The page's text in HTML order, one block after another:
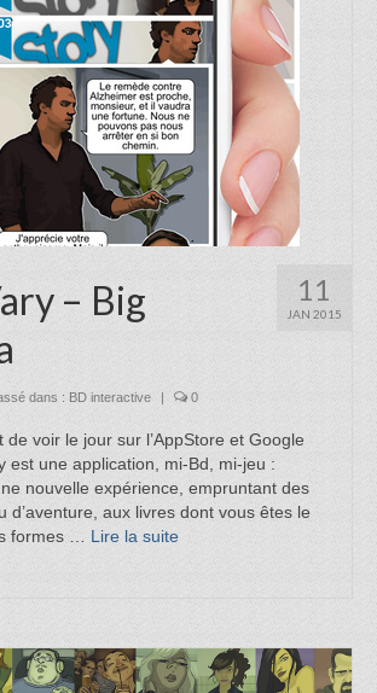
Visuelle
11
JAN 2015
– Big
dans : BD interactive 0
de voir le jour sur l’AppStore et Google
est une application, mi-Bd, mi-jeu :
nouvelle expérience, empruntant des
d’aventure, aux livres dont vous êtes le
formes … Lire la suite­­